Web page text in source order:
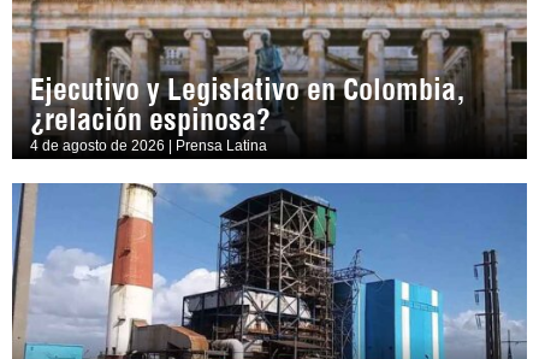
Ejecutivo y Legislativo en Colombia,
¿relación espinosa?
4 de agosto de 2026 | Prensa Latina